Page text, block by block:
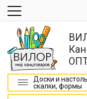
Доски и
скалки, формы